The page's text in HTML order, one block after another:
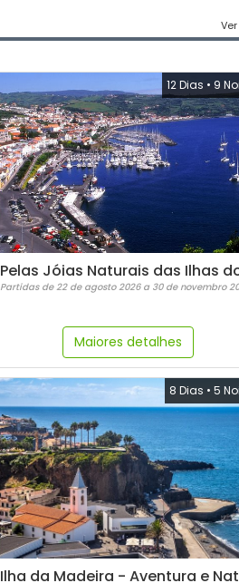
12 Dias • 9
Partidas de 22 de agosto 2026 a 30 de novembro
Maiores detalhes
8 Dias • 5